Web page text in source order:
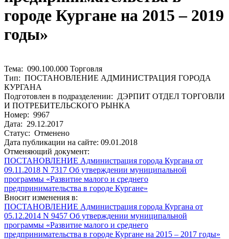
городе Кургане на 2015 – 2019
годы»
Тема: 090.100.000 Торговля
Тип: ПОСТАНОВЛЕНИЕ АДМИНИСТРАЦИЯ ГОРОДА
КУРГАНА
Подготовлен в подразделении: ДЭРПИТ ОТДЕЛ ТОРГОВЛИ
И ПОТРЕБИТЕЛЬСКОГО РЫНКА
Номер: 9967
Дата: 29.12.2017
Статус: Отменено
Дата публикации на сайте: 09.01.2018
Отменяющий документ:
ПОСТАНОВЛЕНИЕ Администрация города Кургана от
09.11.2018 N 7317 Об утверждении муниципальной
программы «Развитие малого и среднего
предпринимательства в городе Кургане»
Вносит изменения в:
ПОСТАНОВЛЕНИЕ Администрация города Кургана от
05.12.2014 N 9457 Об утверждении муниципальной
программы «Развитие малого и среднего
предпринимательства в городе Кургане на 2015 – 2017 годы»